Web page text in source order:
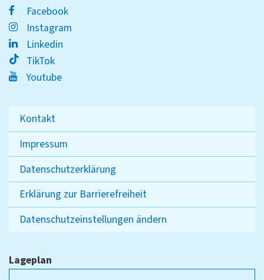
Facebook
Instagram
Linkedin
TikTok
Youtube
Kontakt
Impressum
Datenschutzerklärung
Erklärung zur Barrierefreiheit
Datenschutzeinstellungen ändern
Lageplan